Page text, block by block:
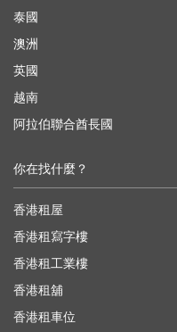
泰國
澳洲
英國
越南
阿拉伯聯合酋長國
你在找什麼？
香港租屋
香港租寫字樓
香港租工業樓
香港租舖
香港租車位